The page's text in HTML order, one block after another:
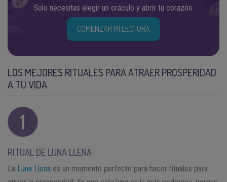
Solo necesitas elegir un oráculo y abrir tu corazón.
COMENZAR MI LECTURA
LOS MEJORES RITUALES PARA ATRAER PROSPERIDAD
A TU VIDA
RITUAL DE LUNA LLENA
La Luna Llena es un momento perfecto para hacer rituales para